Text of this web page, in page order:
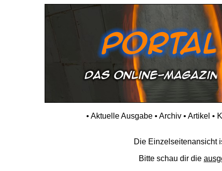
• Aktuelle Ausgabe• Archiv• Artikel •
Die Einzelseitenansicht
Bitte schau dir die